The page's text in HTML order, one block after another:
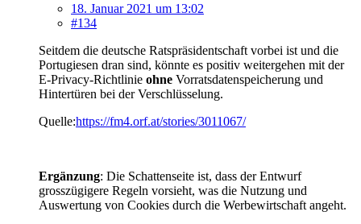
18. Januar 2021 um 13:02
#134
Seitdem die deutsche Ratspräsidentschaft vorbei ist und die
Portugiesen dran sind, könnte es positiv weitergehen mit der
E-Privacy-Richtlinie ohne Vorratsdatenspeicherung und
Hintertüren bei der Verschlüsselung.
Quelle:https://fm4.orf.at/stories/3011067/
Ergänzung: Die Schattenseite ist, dass der Entwurf
grosszügigere Regeln vorsieht, was die Nutzung und
Auswertung von Cookies durch die Werbewirtschaft angeht.